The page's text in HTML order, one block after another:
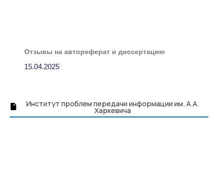
Отзывы на автореферат и диссертацию
15.04.2025
Институт проблем передачи информации им. А.А.
Харкевича